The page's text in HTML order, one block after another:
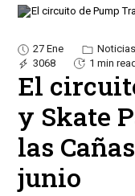
27 Ene
3068
1 min
El
y Skate
las
junio